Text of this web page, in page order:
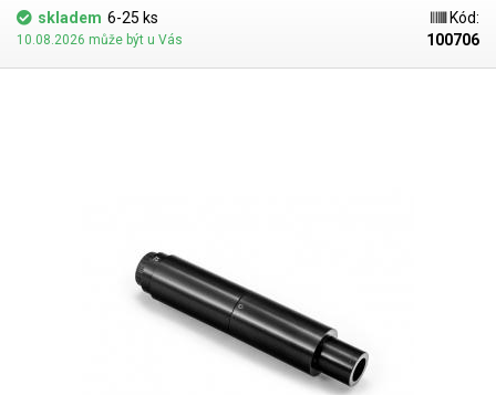
skladem 6-25 ks
10.08.2026 může být u Vás
Kód:
100706